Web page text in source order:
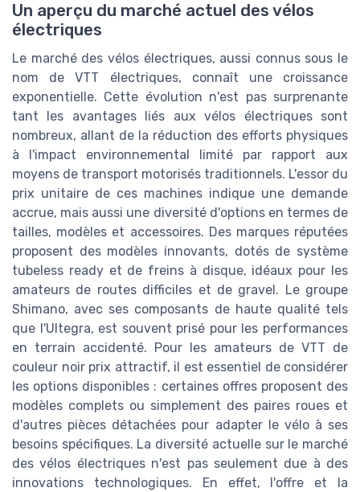
Un aperçu du marché actuel des vélos
électriques
Le marché des vélos électriques, aussi connus sous le
nom de VTT électriques, connaît une croissance
exponentielle. Cette évolution n'est pas surprenante
tant les avantages liés aux vélos électriques sont
nombreux, allant de la réduction des efforts physiques
à l'impact environnemental limité par rapport aux
moyens de transport motorisés traditionnels. L'essor du
prix unitaire de ces machines indique une demande
accrue, mais aussi une diversité d'options en termes de
tailles, modèles et accessoires. Des marques réputées
proposent des modèles innovants, dotés de système
tubeless ready et de freins à disque, idéaux pour les
amateurs de routes difficiles et de gravel. Le groupe
Shimano, avec ses composants de haute qualité tels
que l'Ultegra, est souvent prisé pour les performances
en terrain accidenté. Pour les amateurs de VTT de
couleur noir prix attractif, il est essentiel de considérer
les options disponibles : certaines offres proposent des
modèles complets ou simplement des paires roues et
d'autres pièces détachées pour adapter le vélo à ses
besoins spécifiques. La diversité actuelle sur le marché
des vélos électriques n'est pas seulement due à des
innovations technologiques. En effet, l'offre et la